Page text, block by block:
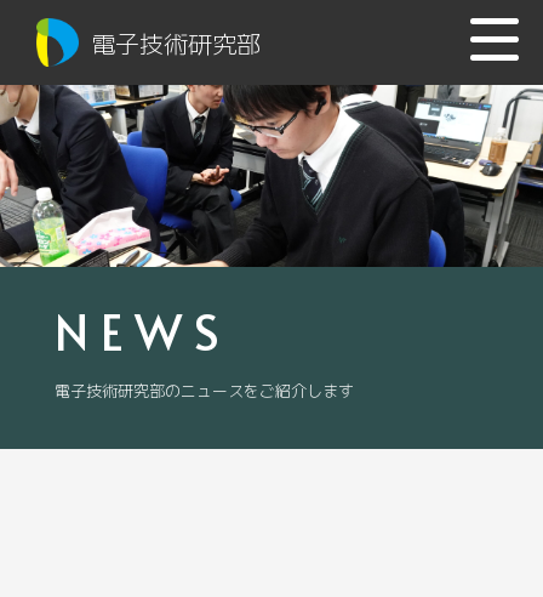
電子技術研究部
NEWS
電子技術研究部のニュースをご紹介します